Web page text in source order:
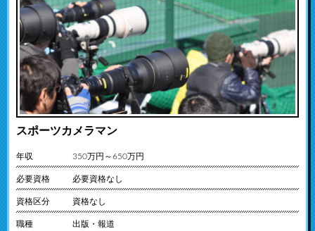
スポーツカメラマン
年収 350万円～650万円
必要資格 必要資格なし
資格区分 資格なし
職種 出版・報道